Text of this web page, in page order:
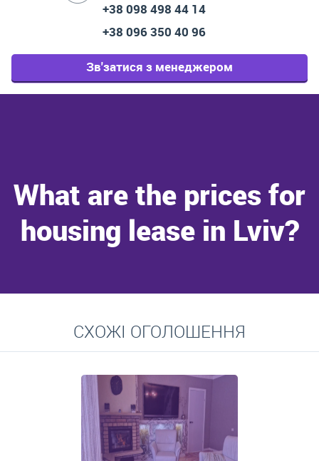
+38 098 498 44 14
+38 096 350 40 96
Зв'затися з менеджером
What are the prices for
housing lease in Lviv?
Average prices for long-term lease of apartments, private
residences, rooms
СХОЖІ ОГОЛОШЕННЯ